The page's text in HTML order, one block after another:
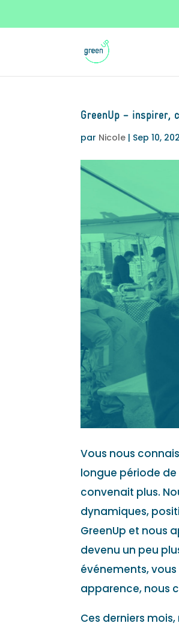
GreenUp – inspirer,
par Nicole | Sep 10,
Vous nous
longue période de
convenait plus.
dynamiques,
GreenUp et nous
devenu un peu
événements,
apparence, nous
Ces derniers